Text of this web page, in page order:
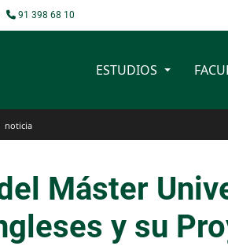
91 398 68 10
ESTUDIOS
noticia
Máster
y su